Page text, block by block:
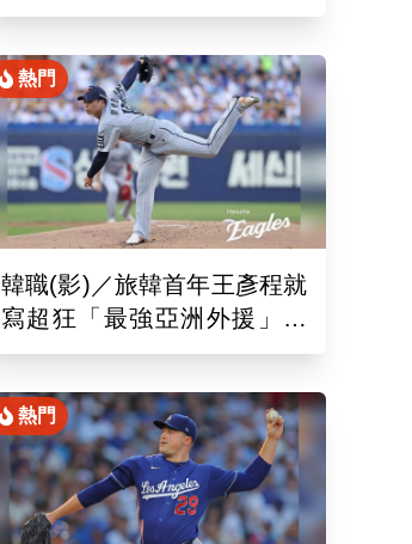
轉3：5吞敗仗
熱門
韓職(影)／旅韓首年王彥程就
寫超狂「最強亞洲外援」紀
錄！6局飆7K奪單季第10勝
熱門